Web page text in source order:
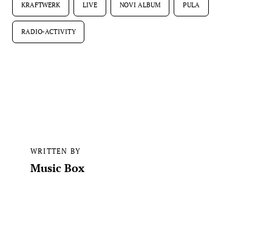
KRAFTWERK LIVE NOVI ALBUM PULA
RADIO-ACTIVITY
WRITTEN BY
Music Box